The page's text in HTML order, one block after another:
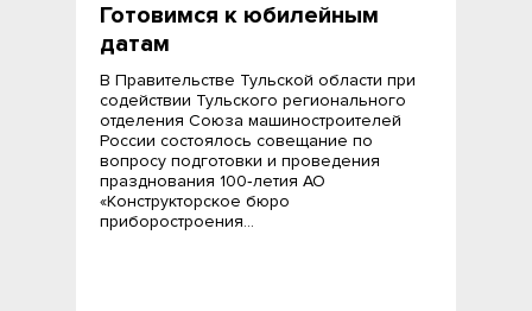
Готовимся к юбилейным
датам
В Правительстве Тульской области при
содействии Тульского регионального
отделения Союза машиностроителей
России состоялось совещание по
вопросу подготовки и проведения
празднования 100‑летия АО
«Конструкторское бюро
приборостроения…